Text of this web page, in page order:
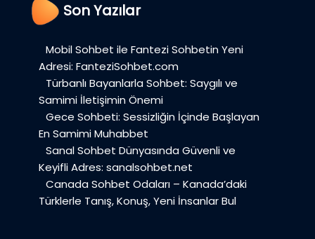
Son Yazılar
Mobil Sohbet ile Fantezi Sohbetin Yeni
Adresi: FanteziSohbet.com
Türbanlı Bayanlarla Sohbet: Saygılı ve
Samimi İletişimin Önemi
Gece Sohbeti: Sessizliğin İçinde Başlayan
En Samimi Muhabbet
Sanal Sohbet Dünyasında Güvenli ve
Keyifli Adres: sanalsohbet.net
Canada Sohbet Odaları – Kanada’daki
Türklerle Tanış, Konuş, Yeni İnsanlar Bul